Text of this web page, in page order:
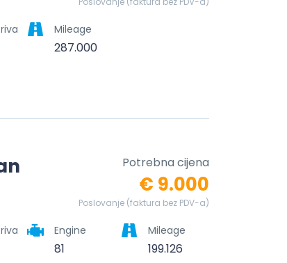
Mileage
287.000
Potrebna cijena
€ 9.000
Poslovanje (faktura bez PDV-a)
Engine
81
Mileage
199.126